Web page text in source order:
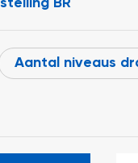
Aantal niveaus